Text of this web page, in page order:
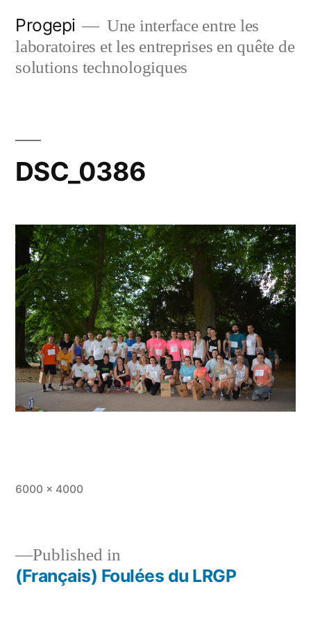
content
Progepi
Une interface entre les
laboratoires et les entreprises en quête de
solutions technologiques
DSC_0386
Full
6000 × 4000
Post
Published in
(Français) Foulées du LRGP